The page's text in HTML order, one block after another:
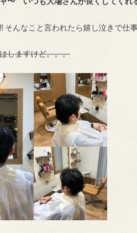
そんなこと言われたら嬉し泣きで仕
しますけど。。。